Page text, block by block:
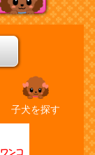
子犬を探す
ンコ